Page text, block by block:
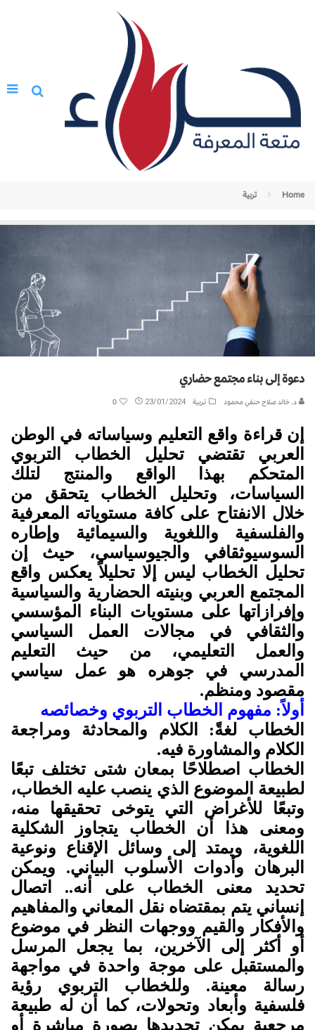
Home تربية
دعوة إلى بناء مجتمع حضاري
د. خالد صلاح حنفي محمود تربية 23/01/2024
0
إن قراءة واقع التعليم وسياساته في الوطن
العربي تقتضي تحليل الخطاب التربوي
المتحكم بهذا الواقع والمنتج لتلك
السياسات، وتحليل الخطاب يتحقق من
خلال الانفتاح على كافة مستوياته المعرفية
والفلسفية واللغوية والسيمائية وإطاره
السوسيوثقافي والجيوسياسي، حيث إن
تحليل الخطاب ليس إلا تحليلاً يعكس واقع
المجتمع العربي وبنيته الحضارية والسياسية
وإفرازاتها على مستويات البناء المؤسسي
والثقافي في مجالات العمل السياسي
والعمل التعليمي، من حيث التعليم
المدرسي في جوهره هو عمل سياسي
مقصود ومنظم.
أولاً: مفهوم الخطاب التربوي وخصائصه
الخطاب لغةً: الكلام والمحادثة ومراجعة
الكلام والمشاورة فيه.
الخطاب اصطلاحًا بمعان شتى تختلف تبعًا
لطبيعة الموضوع الذي ينصب عليه الخطاب،
وتبعًا للأغراض التي يتوخى تحقيقها منه،
ومعنى هذا أن الخطاب يتجاوز الشكلية
اللغوية، ويمتد إلى وسائل الإقناع ونوعية
البرهان وأدوات الأسلوب البياني. ويمكن
تحديد معنى الخطاب على أنه.. اتصال
إنساني يتم بمقتضاه نقل المعاني والمفاهيم
والأفكار والقيم ووجهات النظر في موضوع
أو أكثر إلى الآخرين، بما يجعل المرسل
والمستقبل على موجة واحدة في مواجهة
رسالة معينة. وللخطاب التربوي رؤية
فلسفية وأبعاد وتحولات، كما أن له طبيعة
مرجعية يمكن تحديدها بصورة مباشرة أو